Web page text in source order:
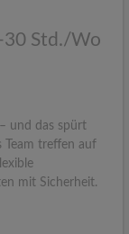
30 Std./Wo
und das spürt
Team treffen auf
mit Sicherheit.